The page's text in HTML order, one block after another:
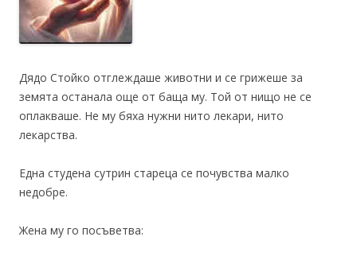
Дядо Стойко отглеждаше животни и се грижеше за
земята останала още от баща му. Той от нищо не се
оплакваше. Не му бяха нужни нито лекари, нито
лекарства.
Една студена сутрин стареца се почувства малко
недобре.
Жена му го посъветва: